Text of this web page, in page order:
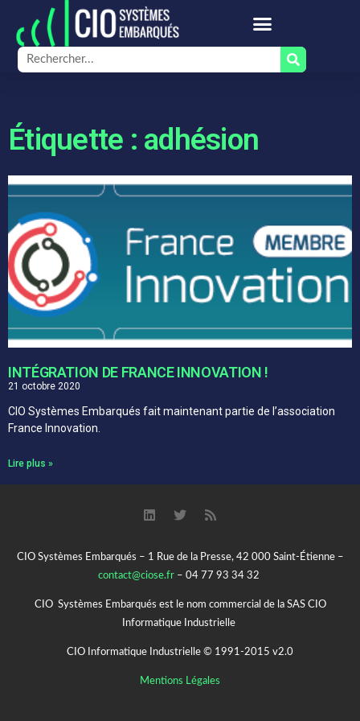
Étiquette : adhésion
INTÉGRATION DE FRANCE INNOVATION !
21 octobre 2020
CIO Systèmes Embarqués fait maintenant partie de l’association
France Innovation.
Lire plus »
CIO Systèmes Embarqués – 1 Rue de la Presse, 42 000 Saint-Étienne –
contact@ciose.fr – 04 77 93 34 32
CIO Systèmes Embarqués est le nom commercial de la SAS CIO
Informatique Industrielle
CIO Informatique Industrielle © 1991-2015 v2.0
Mentions Légales